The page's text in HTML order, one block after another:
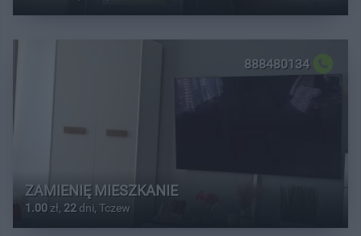
888480134
ZAMIENIĘ MIESZKANIE
1.00 zł, 22 dni, Tczew